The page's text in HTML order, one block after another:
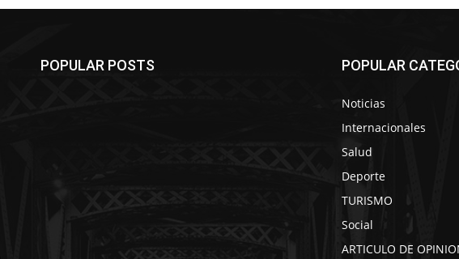
POPULAR POSTS POPULAR
Noticias
Internacionales
Salud
Deporte
TURISMO
Social
ARTICULO DE